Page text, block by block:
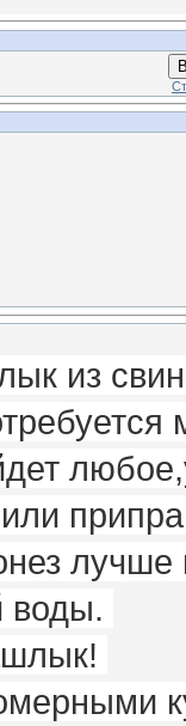
из
или
лучше
воды.